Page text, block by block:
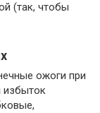
(так, чтобы
ожоги при
избыток